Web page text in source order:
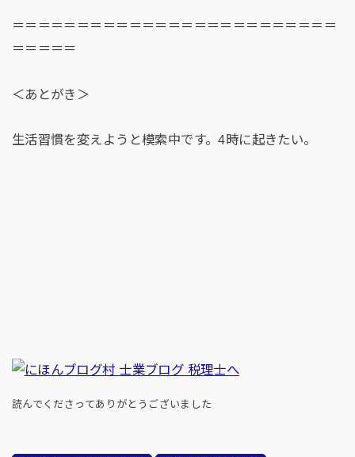
＝＝＝＝＝＝＝＝＝＝＝＝＝＝＝＝＝＝＝＝＝＝＝＝＝
＝＝＝＝＝
＜あとがき＞
生活習慣を変えようと模索中です。4時に起きたい。
読んでくださってありがとうございました